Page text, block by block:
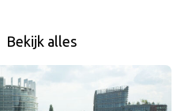
Bekijk alles